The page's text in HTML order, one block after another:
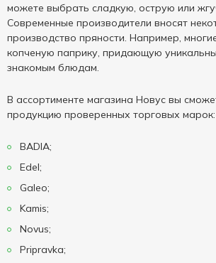
можете выбрать сладкую, острую или
Современные производители вносят
производство пряности. Например,
копченую паприку, придающую
знакомым блюдам.
В ассортименте магазина Новус вы
продукцию проверенных торговых марок:
BADIA;
Edel;
Galeo;
Kamis;
Novus;
Pripravka;